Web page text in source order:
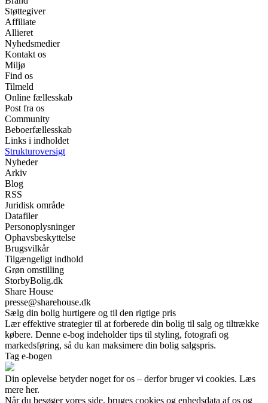
Støttegiver
Affiliate
Allieret
Nyhedsmedier
Kontakt os
Miljø
Find os
Tilmeld
Online fællesskab
Post fra os
Community
Beboerfællesskab
Links i indholdet
Strukturoversigt
Nyheder
Arkiv
Blog
RSS
Juridisk område
Datafiler
Personoplysninger
Ophavsbeskyttelse
Brugsvilkår
Tilgængeligt indhold
Grøn omstilling
StorbyBolig.dk
Share House
presse@sharehouse.dk
Sælg din bolig hurtigere og til den rigtige pris
Lær effektive strategier til at forberede din bolig til salg og tiltrække
købere. Denne e-bog indeholder tips til styling, fotografi og
markedsføring, så du kan maksimere din bolig salgspris.
Tag e-bogen
Din oplevelse betyder noget for os – derfor bruger vi cookies. Læs
mere her.
Når du besøger vores side, bruges cookies og enhedsdata af os og